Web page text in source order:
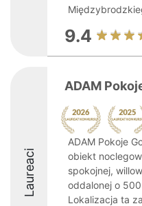
9.4
Laureaci
ADAM
ADAM Pokoje
obiekt
spokojnej,
oddalonej o
Lokalizacja ta